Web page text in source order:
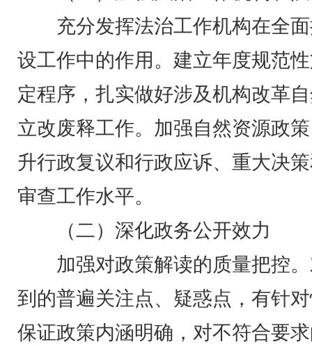
充分发挥法治工作机构在全
设工作中的作用。建立年度规范
定程序，扎实做好涉及机构改革
立改废释工作。加强自然资源政
升行政复议和行政应诉、重大决
审查工作水平。
（二）深化政务公开效力
加强对政策解读的质量把控
到的普遍关注点、疑惑点，有针
保证政策内涵明确，对不符合要